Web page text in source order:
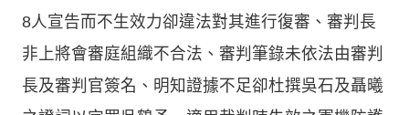
8人宣告而不生效力卻違法對其進行復審、審判長
非上將會審庭組織不合法、審判筆錄未依法由審判
長及審判官簽名、明知證據不足卻杜撰吳石及聶曦